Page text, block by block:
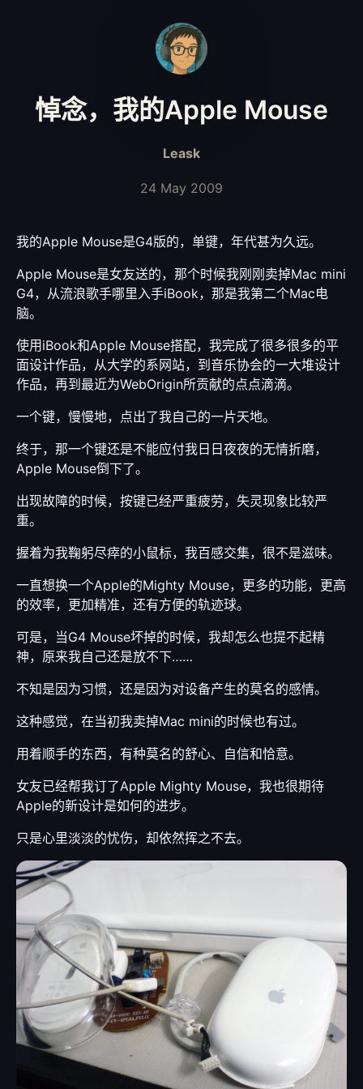
悼念，我的Apple Mouse
Leask
24 May 2009
我的Apple Mouse是G4版的，单键，年代甚为久远。
Apple Mouse是女友送的，那个时候我刚刚卖掉Mac mini
G4，从流浪歌手哪里入手iBook，那是我第二个Mac电
脑。
使用iBook和Apple Mouse搭配，我完成了很多很多的平
面设计作品，从大学的系网站，到音乐协会的一大堆设计
作品，再到最近为WebOrigin所贡献的点点滴滴。
一个键，慢慢地，点出了我自己的一片天地。
终于，那一个键还是不能应付我日日夜夜的无情折磨，
Apple Mouse倒下了。
出现故障的时候，按键已经严重疲劳，失灵现象比较严
重。
握着为我鞠躬尽瘁的小鼠标，我百感交集，很不是滋味。
一直想换一个Apple的Mighty Mouse，更多的功能，更高
的效率，更加精准，还有方便的轨迹球。
可是，当G4 Mouse坏掉的时候，我却怎么也提不起精
神，原来我自己还是放不下……
不知是因为习惯，还是因为对设备产生的莫名的感情。
这种感觉，在当初我卖掉Mac mini的时候也有过。
用着顺手的东西，有种莫名的舒心、自信和恰意。
女友已经帮我订了Apple Mighty Mouse，我也很期待
Apple的新设计是如何的进步。
只是心里淡淡的忧伤，却依然挥之不去。